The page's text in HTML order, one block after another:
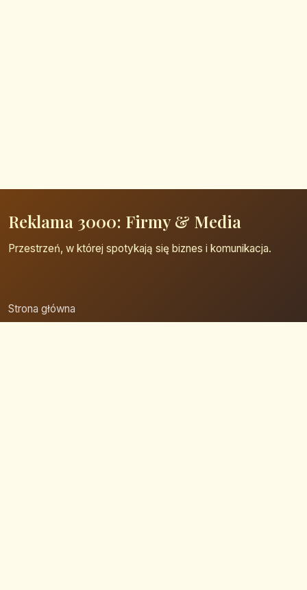
Reklama 3000: Firmy & Media
Przestrzeń, w której spotykają się biznes i komunikacja.
Strona główna